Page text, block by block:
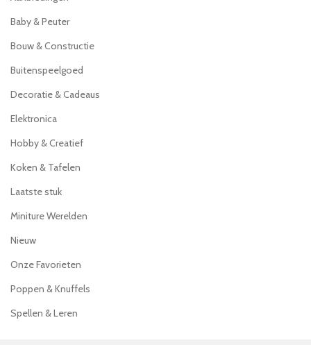
Baby & Peuter
Bouw & Constructie
Buitenspeelgoed
Decoratie & Cadeaus
Elektronica
Hobby & Creatief
Koken & Tafelen
Laatste stuk
Miniture Werelden
Nieuw
Onze Favorieten
Poppen & Knuffels
Spellen & Leren